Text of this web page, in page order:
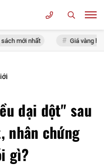
mới nhất Giá vàng hôm
dại dột" sau
chứng
gì?